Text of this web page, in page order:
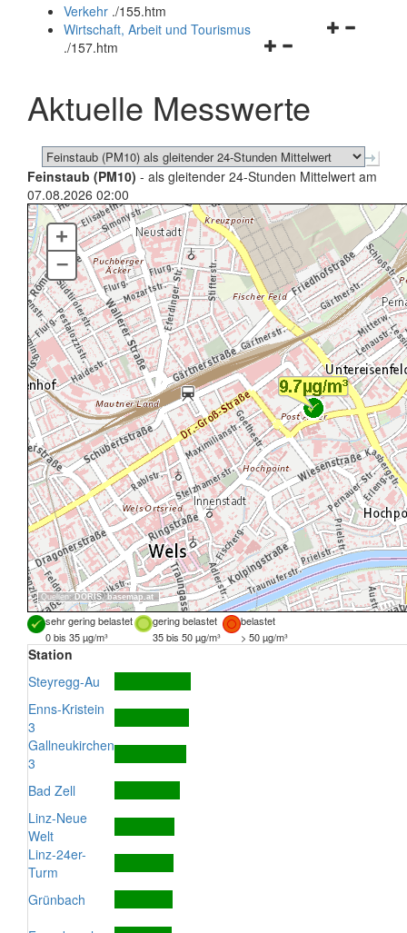
und
schließen
Verkehr ./155.htm
Navigationsmenü
schließen
Wirtschaft, Arbeit und Tourismus
./157.htm
Aktuelle Messwerte
Feinstaub (PM10) - als gleitender 24-Stunden Mittelwert am
07.08.2026 02:00
Quellen: DORIS, basemap.at
+
–
sehr gering belastet gering belastet
belastet
0 bis 35 µg/m³
35 bis 50 µg/m³ > 50 µg/m³
Station
Steyregg-Au
Enns-Kristein
3
Gallneukirchen
3
Bad Zell
Linz-Neue
Welt
Linz-24er-
Turm
Grünbach